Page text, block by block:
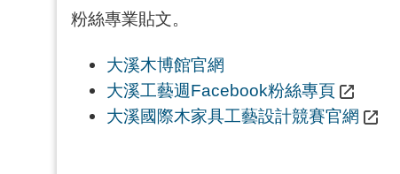
粉絲專業貼文。
大溪木博館官網
大溪工藝週Facebook粉絲專頁
大溪國際木家具工藝設計競賽官網